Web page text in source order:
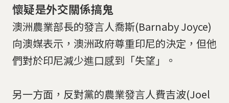
懷疑是外交關係搞鬼
澳洲農業部長的發言人喬斯(Barnaby Joyce)
向澳媒表示，澳洲政府尊重印尼的決定，但他
們對於印尼減少進口感到「失望」。
另一方面，反對黨的農業發言人費吉波(Joel